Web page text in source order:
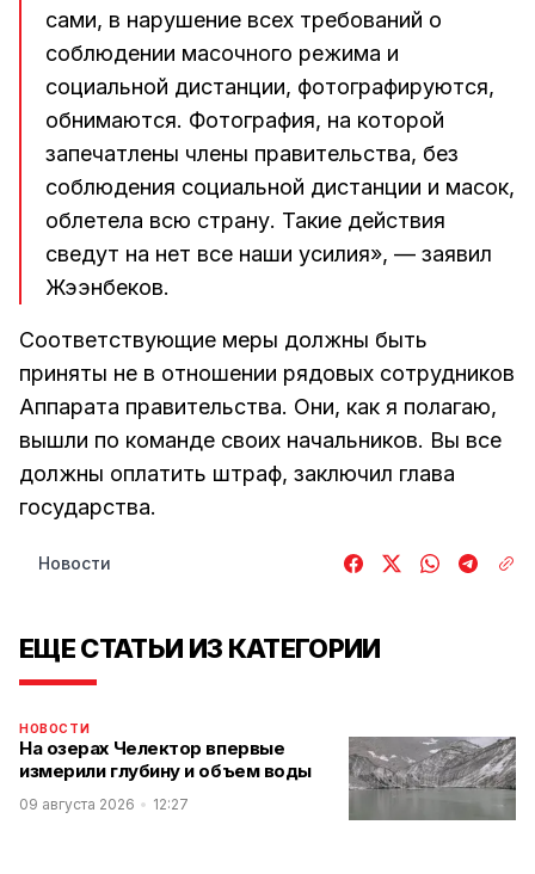
сами, в нарушение всех требований о
соблюдении масочного режима и
социальной дистанции, фотографируются,
обнимаются. Фотография, на которой
запечатлены члены правительства, без
соблюдения социальной дистанции и масок,
облетела всю страну. Такие действия
сведут на нет все наши усилия», — заявил
Жээнбеков.
Соответствующие меры должны быть
приняты не в отношении рядовых сотрудников
Аппарата правительства. Они, как я полагаю,
вышли по команде своих начальников. Вы все
должны оплатить штраф, заключил глава
государства.
Новости
ЕЩЕ СТАТЬИ ИЗ КАТЕГОРИИ
НОВОСТИ
На озерах Челектор впервые
измерили глубину и объем воды
09 августа 2026 12:27